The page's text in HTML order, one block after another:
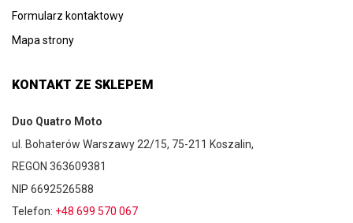
Formularz kontaktowy
Mapa strony
KONTAKT ZE SKLEPEM
Duo Quatro Moto
ul. Bohaterów Warszawy 22/15, 75-211 Koszalin,
REGON 363609381
NIP 6692526588
Telefon: +48 699 570 067